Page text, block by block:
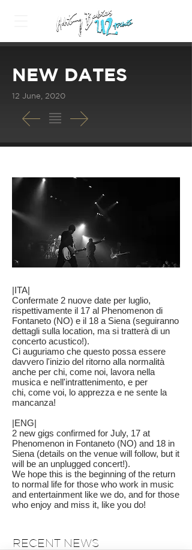
NEW DATES
12 June, 2020
|ITA|
Confermate 2 nuove date per luglio,
rispettivamente il 17 al Phenomenon di
Fontaneto (NO) e il 18 a Siena (seguiranno
dettagli sulla location, ma si tratterà di un
concerto acustico!).
Ci auguriamo che questo possa essere
davvero l'inizio del ritorno alla normalità
anche per chi, come noi, lavora nella
musica e nell'intrattenimento, e per
chi, come voi, lo apprezza e ne sente la
mancanza!
|ENG|
2 new gigs confirmed for July, 17 at
Phenomenon in Fontaneto (NO) and 18 in
Siena (details on the venue will follow, but it
will be an unplugged concert!).
We hope this is the beginning of the return
to normal life for those who work in music
and entertainment like we do, and for those
who enjoy and miss it, like you do!
RECENT NEWS